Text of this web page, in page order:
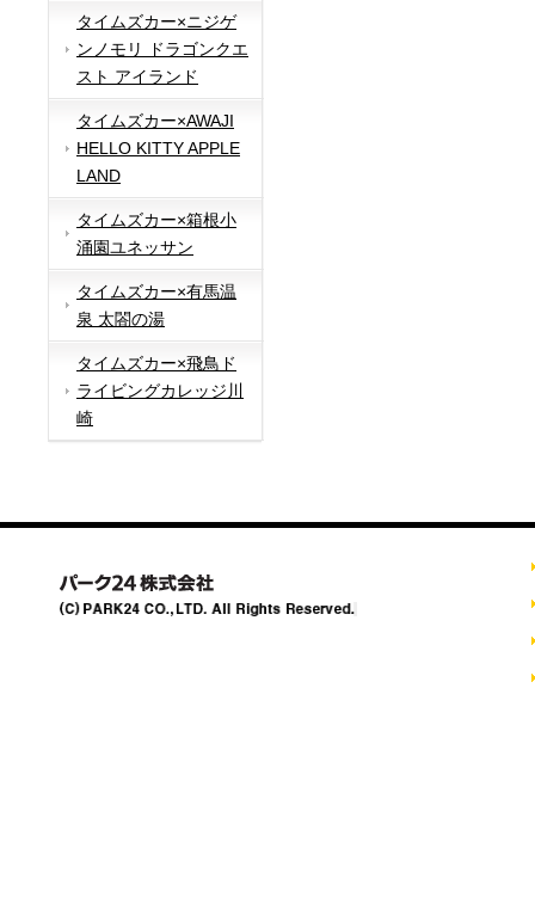
タイムズカー×ニジゲ
ンノモリ ドラゴンクエ
スト アイランド
タイムズカー×AWAJI
HELLO KITTY APPLE
LAND
タイムズカー×箱根小
涌園ユネッサン
タイムズカー×有馬温
泉 太閤の湯
タイムズカー×飛鳥ド
ライビングカレッジ川
崎